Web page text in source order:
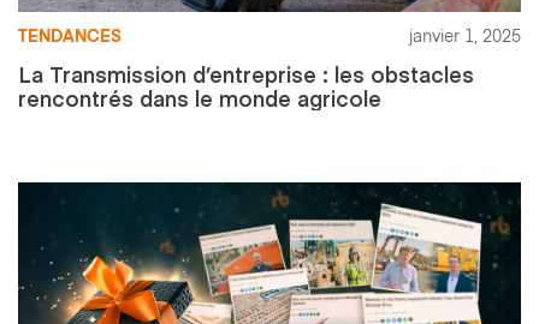
TENDANCES janvier 1, 2025
La Transmission d’entreprise : les obstacles
rencontrés dans le monde agricole